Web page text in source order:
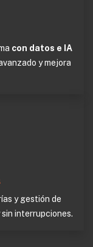
con datos e IA
y mejora
y gestión de
interrupciones.